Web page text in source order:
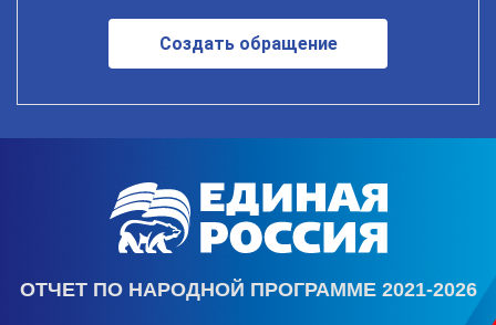
Создать обращение
ОТЧЕТ ПО НАРОДНОЙ ПРОГРАММЕ 2021-2026